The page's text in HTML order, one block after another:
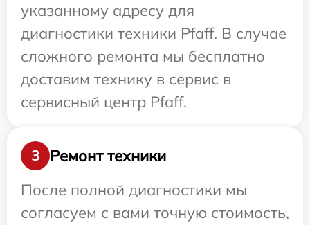
указанному адресу для
диагностики техники Pfaff. В случае
сложного ремонта мы бесплатно
доставим технику в сервис в
сервисный центр Pfaff.
3
Ремонт техники
После полной диагностики мы
согласуем с вами точную стоимость,